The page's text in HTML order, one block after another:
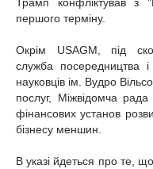
Трамп конфліктував з
першого терміну.
Окрім USAGM, під
служба посередництва
науковців ім. Вудро
послуг, Міжвідомча
фінансових установ
бізнесу меншин.
В указі йдеться про те, що